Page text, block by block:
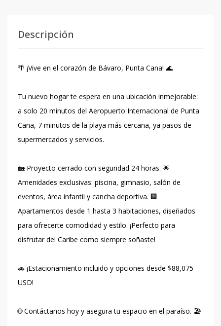
Descripción
🌴 ¡Vive en el corazón de Bávaro, Punta Cana! 🌊
Tu nuevo hogar te espera en una ubicación inmejorable:
a solo 20 minutos del Aeropuerto Internacional de Punta
Cana, 7 minutos de la playa más cercana, ya pasos de
supermercados y servicios.
🏡 Proyecto cerrado con seguridad 24 horas. 🌟
Amenidades exclusivas: piscina, gimnasio, salón de
eventos, área infantil y cancha deportiva. 🏢
Apartamentos desde 1 hasta 3 habitaciones, diseñados
para ofrecerte comodidad y estilo. ¡Perfecto para
disfrutar del Caribe como siempre soñaste!
🚗 ¡Estacionamiento incluido y opciones desde $88,075
USD!
🌐 Contáctanos hoy y asegura tu espacio en el paraíso. 🏖️